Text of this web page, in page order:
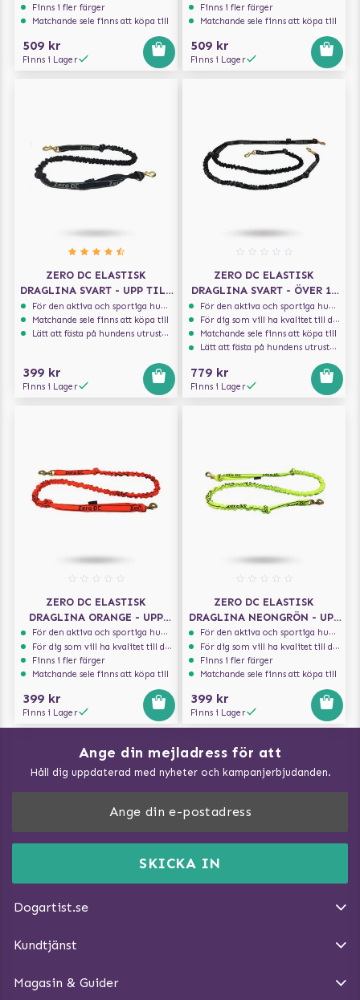
Finns i fler färger
Matchande sele finns att köpa till
509 kr
Finns i Lager
Finns i fler färger
Matchande sele finns att köpa till
509 kr
Finns i Lager
ZERO DC ELASTISK
DRAGLINA SVART - UPP TILL
10 KG - 1.9 M
För den aktiva och sportiga hunden
Matchande sele finns att köpa till
Lätt att fästa på hundens utrustning
399 kr
Finns i Lager
ZERO DC ELASTISK
DRAGLINA SVART - ÖVER 10
KG - 2.5 M FÖR 2 HUNDAR
För den aktiva och sportiga hunden
För dig som vill ha kvalitet till din hund!
Matchande sele finns att köpa till
Lätt att fästa på hundens utrustning
779 kr
Finns i Lager
ZERO DC ELASTISK
DRAGLINA ORANGE - UPP
TILL 10 KG - 2.7 M
För den aktiva och sportiga hunden
För dig som vill ha kvalitet till din hund!
Finns i fler färger
Matchande sele finns att köpa till
399 kr
Finns i Lager
ZERO DC ELASTISK
DRAGLINA NEONGRÖN - UPP
TILL 10 KG - 2.7 M
För den aktiva och sportiga hunden
För dig som vill ha kvalitet till din hund!
Finns i fler färger
Matchande sele finns att köpa till
399 kr
Finns i Lager
Ange din mejladress för att
Håll dig uppdaterad med nyheter och kampanjerbjudanden.
SKICKA IN
Dogartist.se
DogArtist.se drivs av:
E-post:info@dogartist.se
Kundtjänst
Ångra Köp
Magasin & Guider
Vad kan hundar äta?
Träna Nose Work hemma
Så gör du promenaden roligare
Hundbäddar